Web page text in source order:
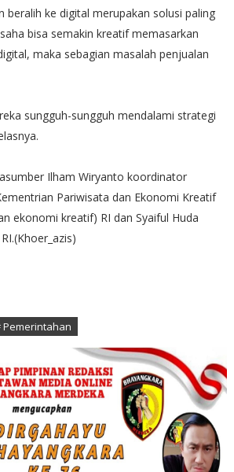
beralih ke digital merupakan solusi paling
bisa semakin kreatif memasarkan
maka sebagian masalah penjualan
sungguh-sungguh mendalami strategi
Ilham Wiryanto koordinator
Pariwisata dan Ekonomi Kreatif
ekonomi kreatif) RI dan Syaiful Huda
Pemerintahan